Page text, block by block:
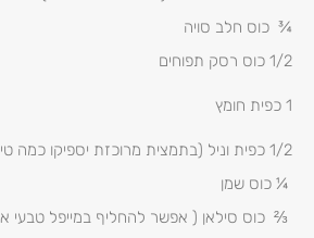
¾ כוס חלב סויה
1/2 כוס רסק תפוחים
1 כפית חומץ
1/2 כפית וניל (בתמצית מרוכזת יספיקו כמה טיפות)
¼ כוס שמן
⅔ כוס סילאן ( אפשר להחליף במייפל טבעי